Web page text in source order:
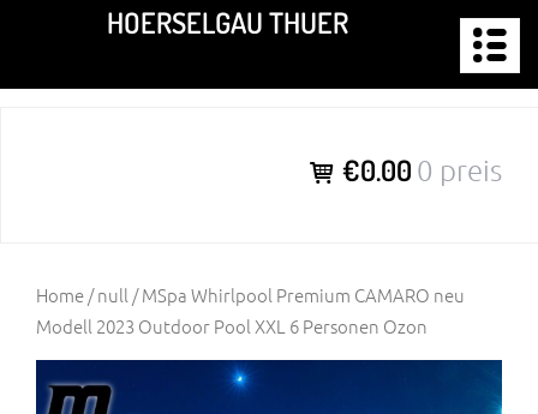
springen
HOERSELGAU THUER
€0.00 0 preis
Home/null / MSpa Whirlpool Premium CAMARO neu
Modell 2023 Outdoor Pool XXL 6 Personen Ozon